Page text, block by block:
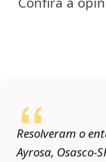
Resolveram o
Ayrosa,